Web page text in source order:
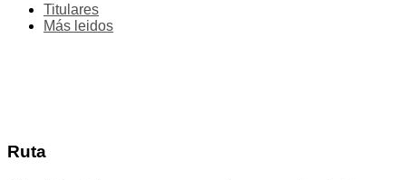
Titulares
Más leidos
Ruta